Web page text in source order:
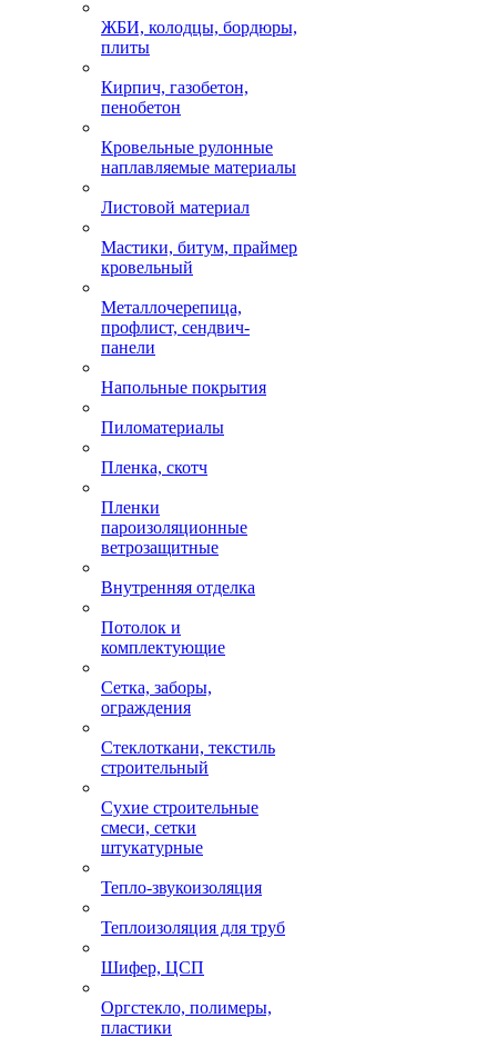
ЖБИ, колодцы, бордюры,
плиты
Кирпич, газобетон,
пенобетон
Кровельные рулонные
наплавляемые материалы
Листовой материал
Мастики, битум, праймер
кровельный
Металлочерепица,
профлист, сендвич-
панели
Напольные покрытия
Пиломатериалы
Пленка, скотч
Пленки
пароизоляционные
ветрозащитные
Внутренняя отделка
Потолок и
комплектующие
Сетка, заборы,
ограждения
Стеклоткани, текстиль
строительный
Сухие строительные
смеси, сетки
штукатурные
Тепло-звукоизоляция
Теплоизоляция для труб
Шифер, ЦСП
Оргстекло, полимеры,
пластики